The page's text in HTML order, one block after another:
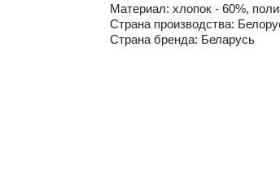
Материал: хлопок - 60%,
Страна производства:
Страна бренда: Беларусь